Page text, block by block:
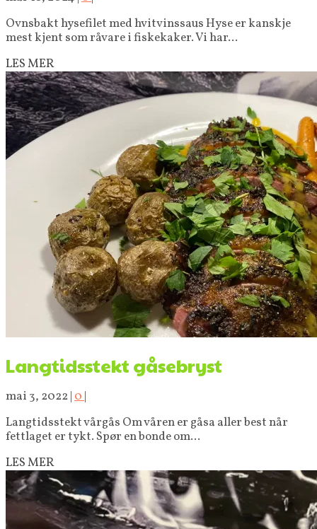
Ovnsbakt hysefilet med hvitvinssaus Hyse er kanskje
mest kjent som råvare i fiskekaker. Vi har...
LES MER
Langtidsstekt gåsebryst
mai 3, 2022 |0|
Langtidsstekt vårgås Om våren er gåsa aller best når
fettlaget er tykt. Spør en bonde om...
LES MER